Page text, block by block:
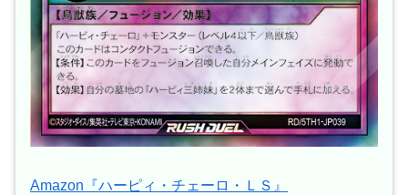
Amazon『ハーピィ・チェーロ・ＬＳ』